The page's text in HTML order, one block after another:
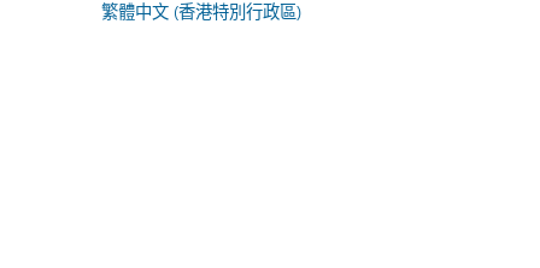
繁體中文 (香港特別行政區)